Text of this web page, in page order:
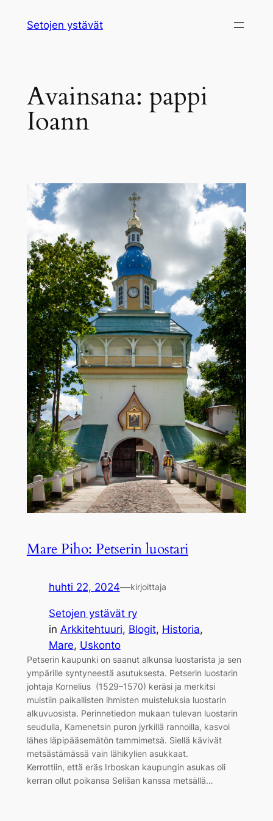
sisältöön
Setojen ystävät
Avainsana: pappi
Ioann
Mare Piho: Petserin luostari
huhti 22, 2024—kirjoittaja
Setojen ystävät ry
in Arkkitehtuuri, Blogit, Historia
Mare, Uskonto
Petserin kaupunki on saanut alkunsa luostarista ja sen
ympärille syntyneestä asutuksesta. Petserin luostarin
johtaja Kornelius (1529–1570) keräsi ja merkitsi
muistiin paikallisten ihmisten muisteluksia luostarin
alkuvuosista. Perinnetiedon mukaan tulevan luostarin
seudulla, Kamenetsin puron jyrkillä rannoilla, kasvoi
lähes läpipääsemätön tammimetsä. Siellä kävivät
metsästämässä vain lähikylien asukkaat.
Kerrottiin, että eräs Irboskan kaupungin asukas oli
kerran ollut poikansa Selišan kanssa metsällä…